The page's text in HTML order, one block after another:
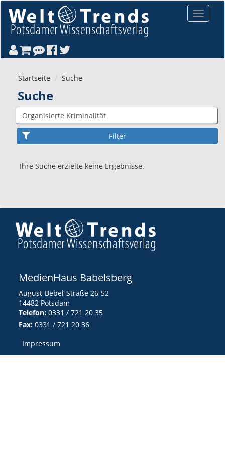
Toggle
Startseite Suche
Suche
Ihre Suche erzielte keine Ergebnisse.
MedienHaus Babelsberg
August-Bebel-Straße 26-52
14482 Potsdam
Telefon: 0331 / 721 20 35
Fax: 0331 / 721 20 36
Impressum